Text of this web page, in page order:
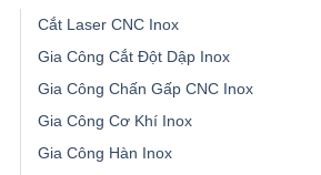
Cắt Laser CNC Inox
Gia Công Cắt Đột Dập Inox
Gia Công Chấn Gấp CNC Inox
Gia Công Cơ Khí Inox
Gia Công Hàn Inox